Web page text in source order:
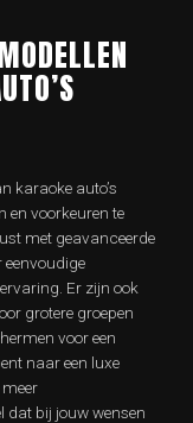
karaoke auto’s
en voorkeuren te
met geavanceerde
eenvoudige
Er zijn ook
grotere groepen
voor een
naar een luxe
dat bij jouw wensen